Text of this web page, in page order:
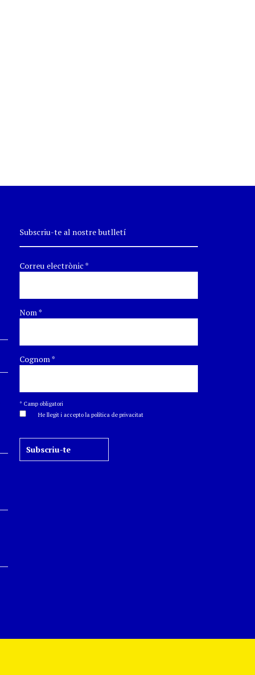
Subscriu-te al nostre butlletí
Correu electrònic*
Nom*
Cognom*
* Camp obligatori
He llegit i accepto la política de privacitat